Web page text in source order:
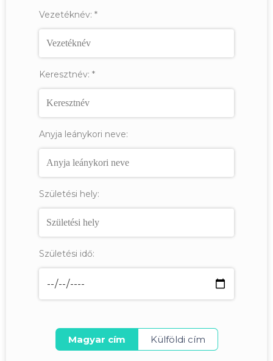
Vezetéknév: *
Keresztnév: *
Anyja leánykori neve:
Születési hely:
Születési idő:
Magyar cím Külföldi cím